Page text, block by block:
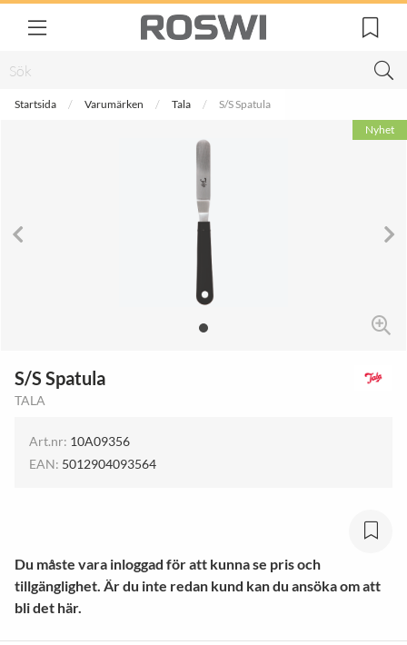
Startsida Varumärken Tala
S/S Spatula
Nyhet
S/S Spatula
TALA
Art.nr: 10A09356
EAN: 5012904093564
Du måste vara inloggad för att kunna se pris och
tillgänglighet. Är du inte redan kund kan du ansöka om att
bli det här.